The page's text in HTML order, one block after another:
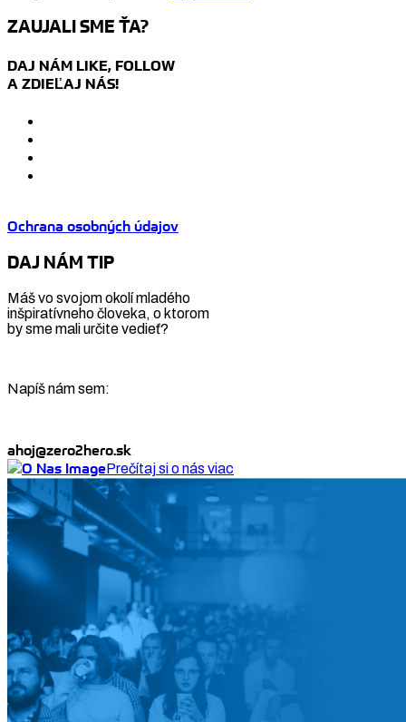
ZAUJALI SME ŤA?
DAJ NÁM LIKE, FOLLOW
A ZDIEĽAJ NÁS!
Ochrana osobných údajov
DAJ NÁM TIP
Máš vo svojom okolí mladého
inšpiratívneho človeka, o ktorom
by sme mali určite vedieť?
Napíš nám sem:
ahoj@zero2hero.sk
Prečítaj si o nás viac